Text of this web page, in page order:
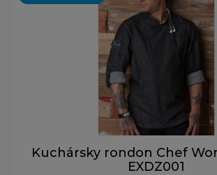
Kuchársky rondon Chef
EXDZ001